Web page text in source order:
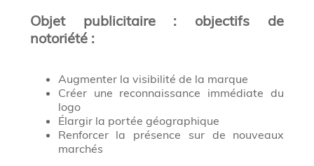
Objet publicitaire : objectifs de
notoriété :
Augmenter la visibilité de la marque
Créer une reconnaissance immédiate du
logo
Élargir la portée géographique
Renforcer la présence sur de nouveaux
marchés